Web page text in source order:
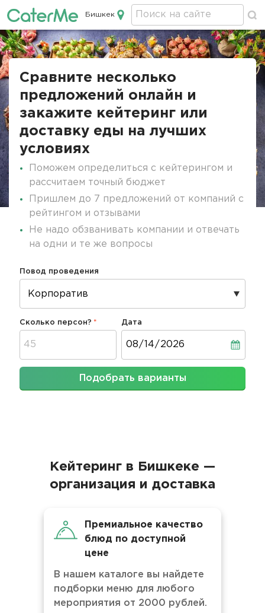
Кейтеринг в Бишкеке
Бишкек
Сравните несколько
предложений онлайн и
закажите кейтеринг или
доставку еды на лучших
условиях
Поможем определиться с кейтерингом и
рассчитаем точный бюджет
Пришлем до 7 предложений от компаний с
рейтингом и отзывами
Не надо обзванивать компании и отвечать
на одни и те же вопросы
Повод проведения
Сколько персон? Дата
Подобрать варианты
Кейтеринг в Бишкеке —
организация и доставка
Премиальное качество
блюд по доступной
цене
В нашем каталоге вы найдете
подборки меню для любого
мероприятия от 2000 рублей.